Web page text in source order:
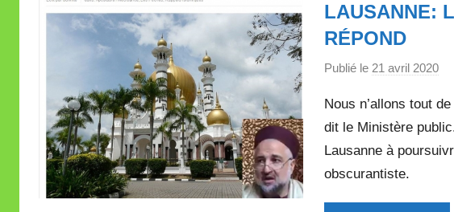
l
e
t
t
LAUSANNE:
RÉPOND
Publié le 21 avril 2020p
r
M
i
Nous n’allons tout
dit le Ministère
Lausanne à
obscurantiste.